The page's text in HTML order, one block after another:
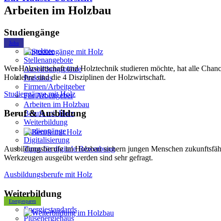
Jobs
Angebote
Stellenangebote
Ausbildungsplätze
Praktikas
Firmen/Arbeitgeber
Für Arbeitgeber
Arbeiten im Holzbau
Berufe mit Holz
Weiterbildung
Studiengänge
Digitalisierung
Tipps für digitale Bewerbung
Energiesparen
Energiestandards
Plusenergiehaus
Arbeiten im Holzbau
Studiengänge
Wer Holzwirtschaft und Holztechnik studieren möchte, hat alle
Holzlehre sind die 4 Disziplinen der Holzwirtschaft.
Studiengänge mit Holz
Beruf & Ausbildung
Ausbildungsberufe im Holzbau sichern jungen Menschen
Werkzeugen ausgeübt werden sind sehr gefragt.
Ausbildungsberufe mit Holz
Weiterbildung